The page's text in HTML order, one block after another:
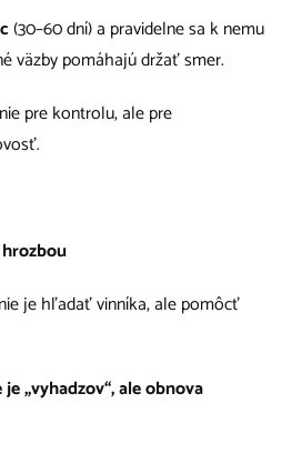
(30–60 dní) a pravidelne sa k nemu
väzby pomáhajú držať smer.
pre kontrolu, ale pre
je hľadať vinníka, ale pomôcť
„vyhadzov“, ale obnova